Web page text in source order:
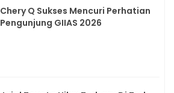
Chery Q Sukses Mencuri Perhatian
Pengunjung GIIAS 2026